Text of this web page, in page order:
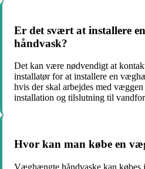
Er det svært at installere
håndvask?
Det kan være nødvendigt at
installatør for at installere en
hvis der skal arbejdes med
installation og tilslutning til
Hvor kan man købe en
Væghængte håndvaske kan købes